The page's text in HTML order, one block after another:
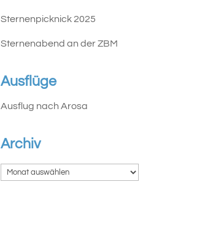
Sternenpicknick 2025
Sternenabend an der ZBM
Ausflüge
Ausflug nach Arosa
Archiv